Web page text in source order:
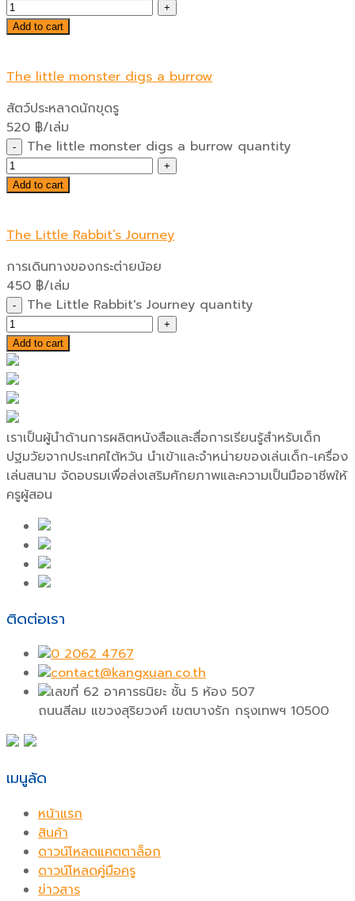
Add to cart
The little monster digs a burrow
สัตว์ประหลาดนักขุดรู
520 ฿/เล่ม
The little monster digs a burrow quantity
Add to cart
The Little Rabbit’s Journey
การเดินทางของกระต่ายน้อย
450 ฿/เล่ม
The Little Rabbit's Journey quantity
Add to cart
เราเป็นผู้นำด้านการผลิตหนังสือและสื่อการเรียนรู้สำหรับเด็ก
ปฐมวัยจากประเทศไต้หวัน นำเข้าและจำหน่ายของเล่นเด็ก-เครื่อง
เล่นสนาม จัดอบรมเพื่อส่งเสริมศักยภาพและความเป็นมืออาชีพให้
ครูผู้สอน
ติดต่อเรา
0 2062 4767
contact@kangxuan.co.th
เลขที่ 62 อาคารธนิยะ ชั้น 5 ห้อง 507
ถนนสีลม แขวงสุริยวงศ์ เขตบางรัก กรุงเทพฯ 10500
เมนูลัด
หน้าแรก
สินค้า
ดาวน์โหลดแคตตาล็อก
ดาวน์โหลดคู่มือครู
ข่าวสาร